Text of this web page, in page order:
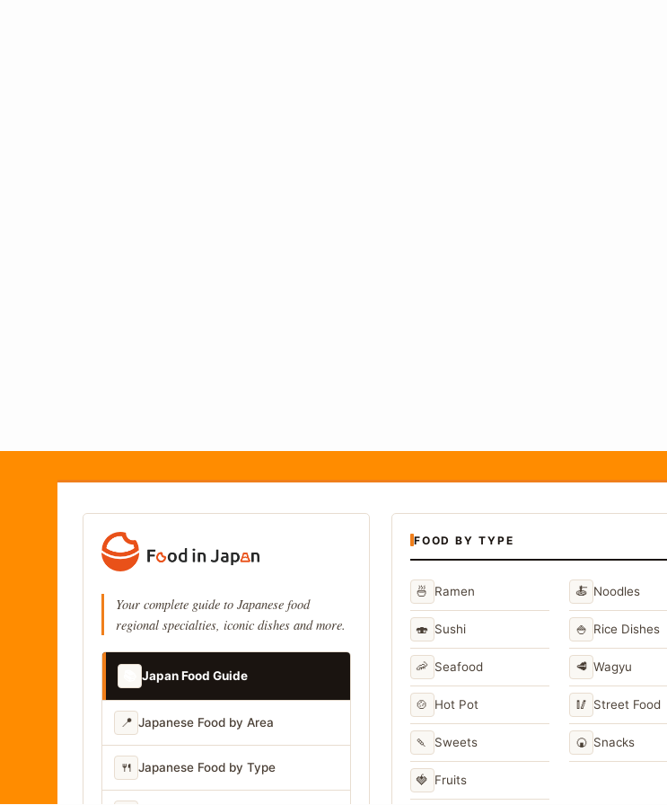
Your complete guide to Japanese food
regional specialties, iconic dishes and more.
Japan Food Guide
📍 Japanese Food by Area
🍴 Japanese Food by Type
FOOD BY TYPE
🍜 Ramen 🍝 Noodles
🍣 Sushi 🍚 Rice Dishes
🦐 Seafood 🥩 Wagyu
🍲 Hot Pot 🥢 Street Food
🍡 Sweets 🍘 Snacks
🍓 Fruits